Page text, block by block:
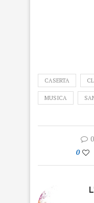
CASERTA
MUSICA
0